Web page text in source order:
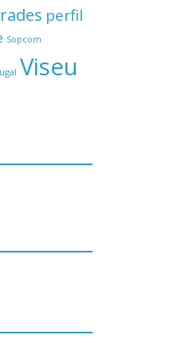
perfil
Sopcom
Viseu